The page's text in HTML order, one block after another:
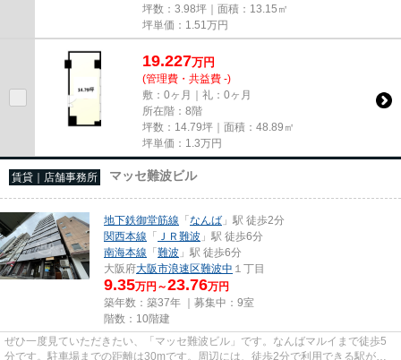
坪数：3.98坪｜面積：13.15㎡
坪単価： 1.51 万円
19.227万円
(管理費・共益費 -)
敷：0ヶ月｜礼：0ヶ月
所在階：8階
坪数：14.79坪｜面積：48.89㎡
坪単価： 1.3万円
賃貸｜店舗事務所 マッセ難波ビル
地下鉄御堂筋線 「なんば 」駅 徒歩2分
関西本線 「 ＪＲ難波 」駅 徒歩6分
南海本線 「難波 」駅 徒歩6分
大阪府大阪市浪速区難波中 １丁目
9.35万円～23.76万円
築年数：築37年 ｜募集中： 9室
階数：10階建
ぜひ一度見ていただきたい、「マッセ難波ビル」です。なんばマルイまで徒歩5
分です。駐車場までの距離は30mです。周辺には、徒歩2分で利用できる駅があ